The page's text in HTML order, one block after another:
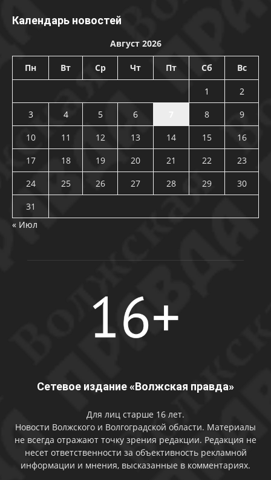
Календарь новостей
Август 2026
Пн Вт Ср Чт Пт Сб Вс
1
2
3
4 5 6 8
9
10
11 12 13 14 15
16
17
18 19 20 21 22
23
24
25 26 27 28 29
30
31
« Июл
Сетевое издание «Волжская правда»
Для лиц старше 16 лет.
Новости Волжского и Волгоградской области. Материалы
не всегда отражают точку зрения редакции. Редакция не
несет ответственности за объективность рекламной
информации и мнения, высказанные в комментариях.